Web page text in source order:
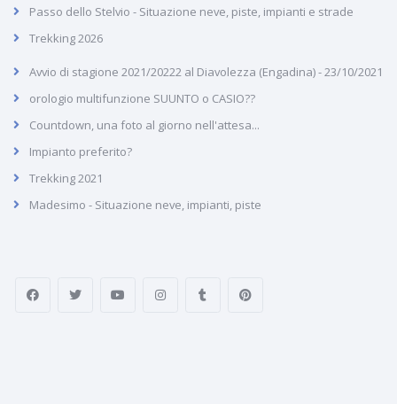
Passo dello Stelvio - Situazione neve, piste, impianti e strade
Trekking 2026
Avvio di stagione 2021/20222 al Diavolezza (Engadina) - 23/10/2021
orologio multifunzione SUUNTO o CASIO??
Countdown, una foto al giorno nell'attesa...
Impianto preferito?
Trekking 2021
Madesimo - Situazione neve, impianti, piste